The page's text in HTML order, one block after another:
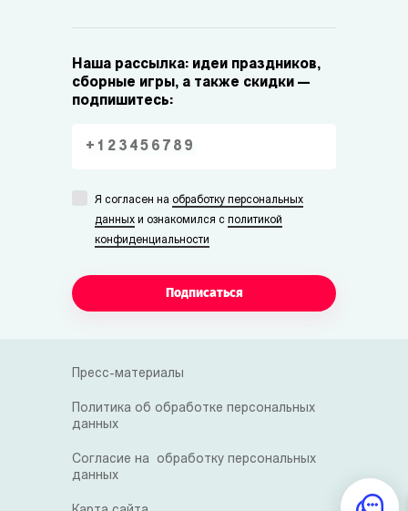
Наша рассылка: идеи праздников,
сборные игры, а также скидки —
подпишитесь:
Я согласен на обработку персональных
данных и ознакомился с политикой
конфиденциальности
Подписаться
Пресс-материалы
Политика об обработке персональных
данных
Согласие на обработку персональных
данных